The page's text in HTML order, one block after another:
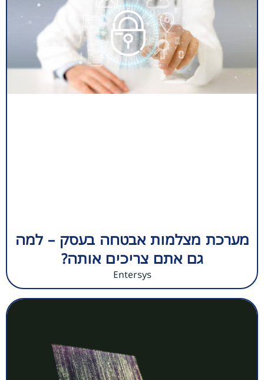
מערכת מצלמות אבטחה בעסק – למה
גם אתם צריכים אותה?
Entersys